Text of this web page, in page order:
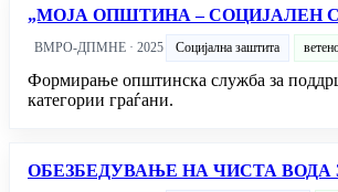
„МОЈА ОПШТИНА – СОЦИЈАЛЕН
ВМРО-ДПМНЕ · 2025 Социјална заштита
Формирање општинска служба за
категории граѓани.
ОБЕЗБЕДУВАЊЕ НА ЧИСТА ВОДА